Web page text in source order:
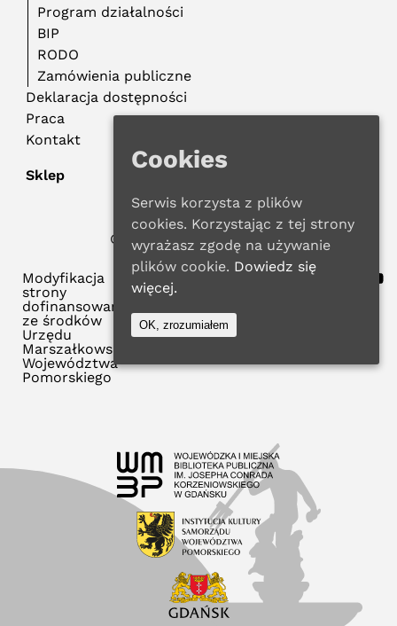
Program działalności
BIP
RODO
Zamówienia publiczne
Deklaracja dostępności
Praca
Kontakt
Sklep
© 2025 WMBP w Gdańsku
Polityka Prywatności
Modyfikacja
strony
dofinansowana
ze środków
Urzędu
Marszałkowskiego
Województwa
Pomorskiego
Cookies
Serwis korzysta z plików
cookies. Korzystając z tej strony
wyrażasz zgodę na używanie
plików cookie. Dowiedz się
więcej.
OK, zrozumiałem